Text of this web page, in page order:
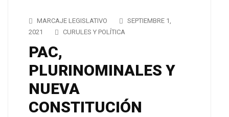
MARCAJE LEGISLATIVO
SEPTIEMBRE 1,
2021
CURULES Y POLÍTICA
PAC,
PLURINOMINALES Y
NUEVA
CONSTITUCIÓN